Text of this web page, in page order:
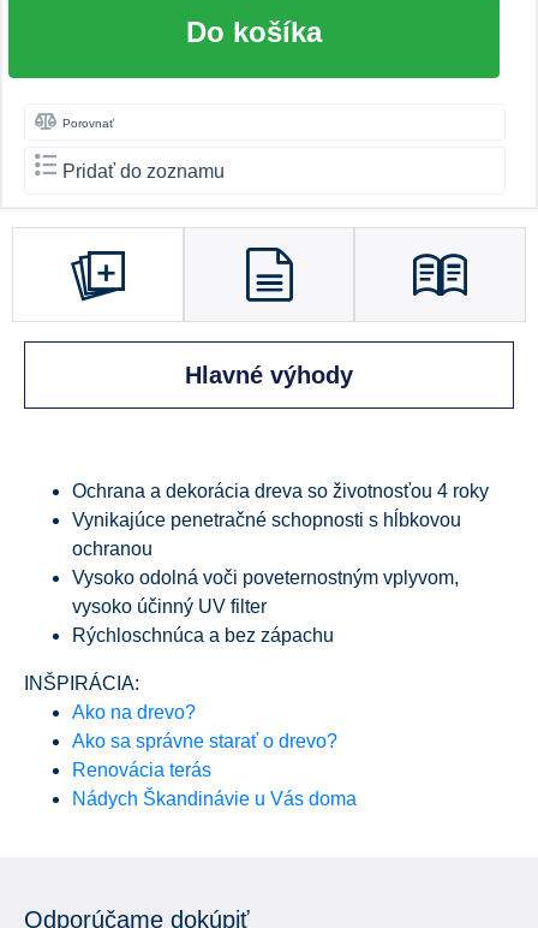
Do košíka
Porovnať
Pridať do zoznamu
Hlavné výhody
Ochrana a dekorácia dreva so životnosťou 4 roky
Vynikajúce penetračné schopnosti s hĺbkovou
ochranou
Vysoko odolná voči poveternostným vplyvom,
vysoko účinný UV filter
Rýchloschnúca a bez zápachu
INŠPIRÁCIA:
Ako na drevo?
Ako sa správne starať o drevo?
Renovácia terás
Nádych Škandinávie u Vás doma
Odporúčame dokúpiť